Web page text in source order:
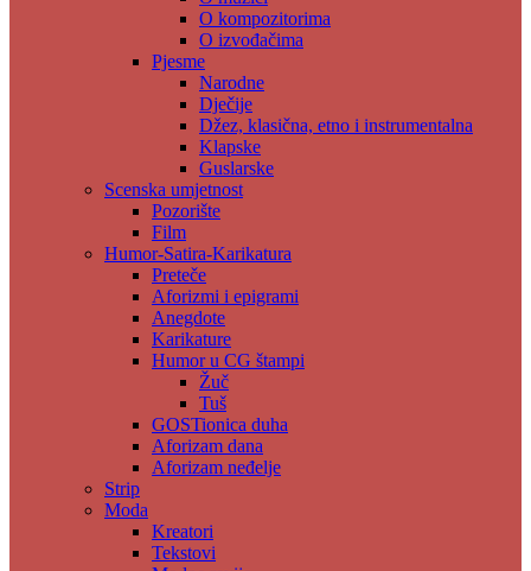
O kompozitorima
O izvođačima
Pjesme
Narodne
Dječije
Džez, klasična, etno i instrumentalna
Klapske
Guslarske
Scenska umjetnost
Pozorište
Film
Humor-Satira-Karikatura
Preteče
Aforizmi i epigrami
Anegdote
Karikature
Humor u CG štampi
Žuč
Tuš
GOSTionica duha
Aforizam dana
Aforizam neđelje
Strip
Moda
Kreatori
Tekstovi